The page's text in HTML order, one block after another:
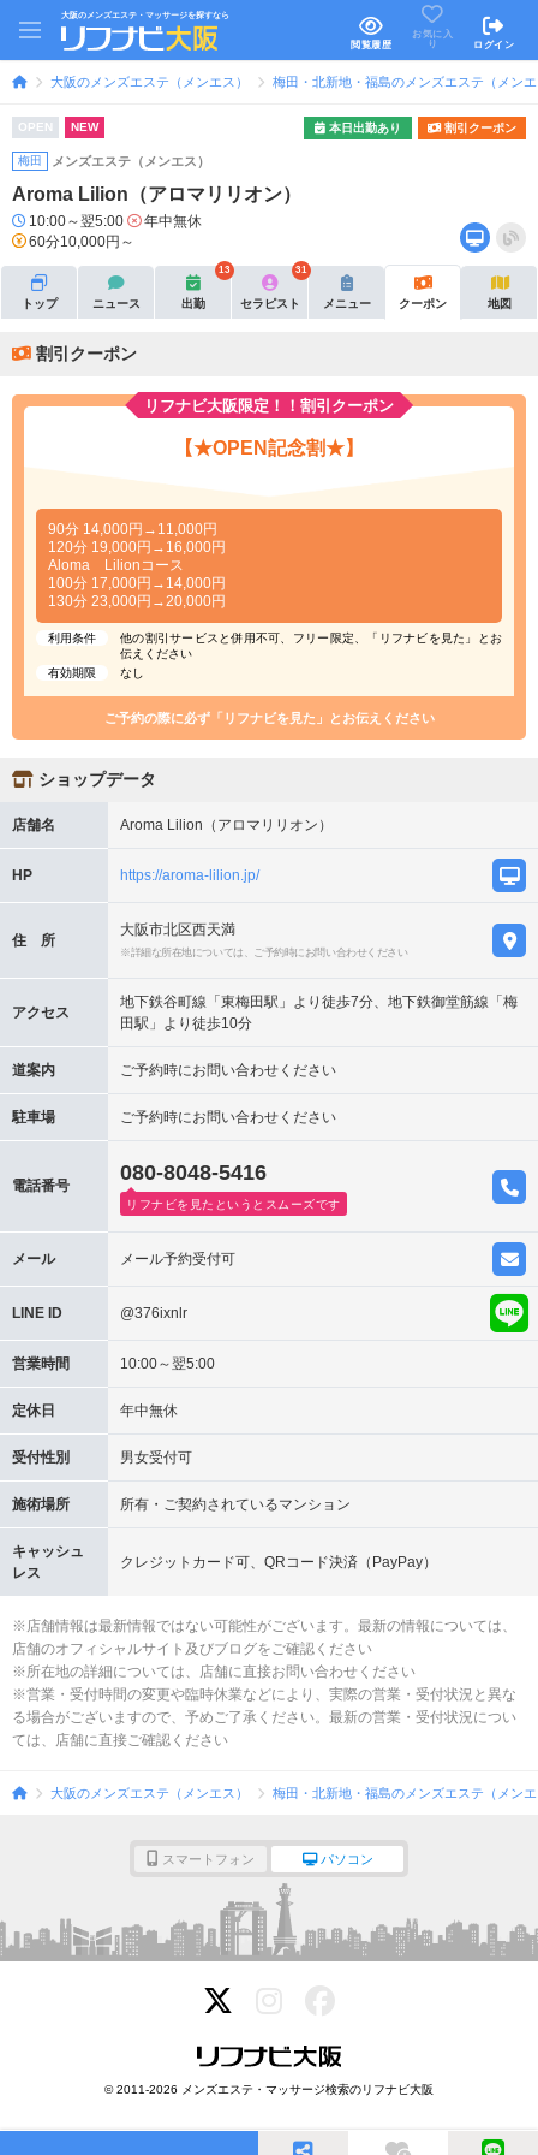
大阪のメンズエステ・マッサージを探すなら
閲覧履歴
お気に入
り
ログイン
大阪のメンズエステ（メンエス） 梅田・北新地・福島のメンズエステ（メン
OPEN NEW 本日出勤あり 割引クーポン
梅田 メンズエステ（メンエス）
Aroma Lilion（アロマリリオン）
10:00～翌5:00
年中無休
60分10,000円～
トップ ニュース 出勤
13
セラピスト
31
メニュー クーポン 地図
割引クーポン
リフナビ大阪限定！！割引クーポン
【★OPEN記念割★】
90分 14,000円→11,000円
120分 19,000円→16,000円
Aloma Lilionコース
100分 17,000円→14,000円
130分 23,000円→20,000円
利用条件
他の割引サービスと併用不可、フリー限定、「リフナビを見た」とお
伝えください
有効期限
なし
ご予約の際に必ず「リフナビを見た」とお伝えください
ショップデータ
店舗名 Aroma Lilion（アロマリリオン）
HP https://aroma-lilion.jp/
住 所
大阪市北区西天満
※詳細な所在地については、ご予約時にお問い合わせください
アクセス
地下鉄谷町線「東梅田駅」より徒歩7分、地下鉄御堂筋線「梅
田駅」より徒歩10分
道案内 ご予約時にお問い合わせください
駐車場 ご予約時にお問い合わせください
電話番号
080-8048-5416
リフナビを見たというとスムーズです
メール メール予約受付可
LINE ID @376ixnlr
営業時間 10:00～翌5:00
定休日 年中無休
受付性別 男女受付可
施術場所 所有・ご契約されているマンション
キャッシュ
レス
クレジットカード可、QRコード決済（PayPay）
※店舗情報は最新情報ではない可能性がございます。最新の情報については、
店舗のオフィシャルサイト及びブログをご確認ください
※所在地の詳細については、店舗に直接お問い合わせください
※営業・受付時間の変更や臨時休業などにより、実際の営業・受付状況と異な
る場合がございますので、予めご了承ください。最新の営業・受付状況につい
ては、店舗に直接ご確認ください
大阪のメンズエステ（メンエス） 梅田・北新地・福島のメンズエステ（メン
スマートフォン パソコン
© 2011-2026 メンズエステ・マッサージ検索のリフナビ大阪